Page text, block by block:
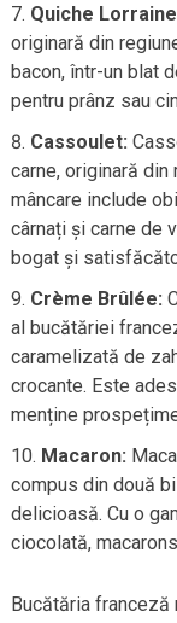
Quiche
originară din
bacon, într-un blat
pentru prânz sau
Cassoulet:
carne, originară
mâncare include
cârnați și carne de
bogat și
Crème Brûlée:
al bucătăriei
caramelizată de
crocante. Este
menține
Macaron:
compus din două
delicioasă. Cu o
ciocolată,
Bucătăria franceză